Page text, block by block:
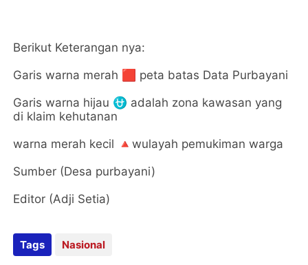
Berikut Keterangan nya:
Garis warna merah 🟥 peta batas Data Purbayani
Garis warna hijau ⛎ adalah zona kawasan yang
di klaim kehutanan
warna merah kecil 🔺wulayah pemukiman warga
Sumber (Desa purbayani)
Editor (Adji Setia)
Tags Nasional